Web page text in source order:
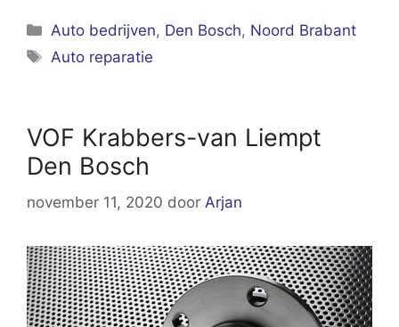
Categorieën
Auto bedrijven, Den Bosch, Noord Brabant
Tags
Auto reparatie
VOF Krabbers-van Liempt
Den Bosch
november 11, 2020 door Arjan